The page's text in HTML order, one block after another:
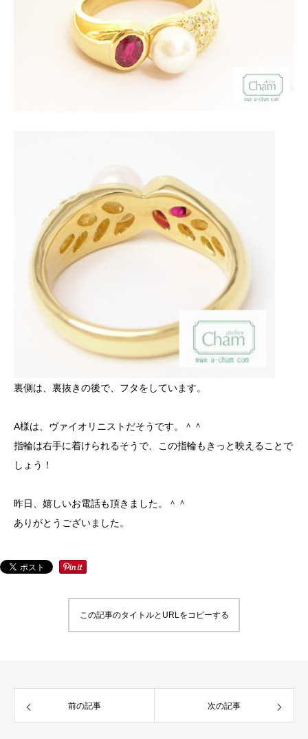
裏側は、裏抜きの後で、フタをしています。
A様は、ヴァイオリニストだそうです。＾＾
指輪は右手に着けられるそうで、この指輪もきっと映えることで
しょう！
昨日、嬉しいお電話も頂きました。＾＾
ありがとうございました。
この記事のタイトルとURLをコピーする
前の記事 次の記事